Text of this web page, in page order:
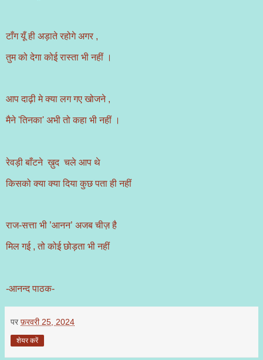
टाँग यूँ ही अड़ाते रहोगे अगर ,
तुम को देगा कोई रास्ता भी नहीं ।
आप दाढ़ी मे क्या लग गए खोजने ,
मैने 'तिनका' अभी तो कहा भी नहीं ।
रेवड़ी बाँटने ख़ुद चले आप थे
किसको क्या क्या दिया कुछ पता ही नहीं
राज-सत्ता भी ’आनन’ अजब चीज़ है
मिल गई , तो कोई छोड़ता भी नहीं
-आनन्द पाठक-
पर फ़रवरी 25, 2024
शेयर करें